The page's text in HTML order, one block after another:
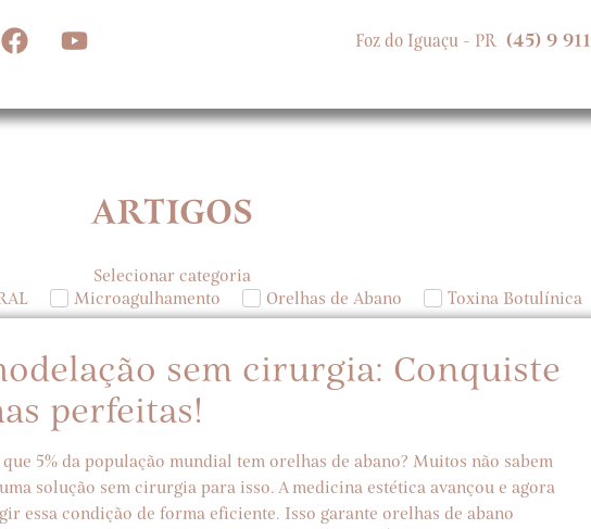
Foz do Iguaçu - PR (45) 9
Home
Artigos
ARTIGOS
Selecionar categoria
Microagulhamento Orelhas de Abano Toxina Botulínica
sem cirurgia: Conquiste
perfeitas!
que 5% da população mundial tem orelhas de abano? Muitos não sabem
solução sem cirurgia para isso. A medicina estética avançou e agora
essa condição de forma eficiente. Isso garante orelhas de abano